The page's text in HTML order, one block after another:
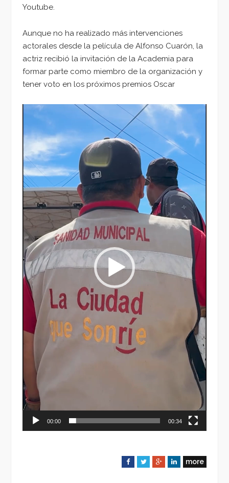
Youtube.
Aunque no ha realizado más intervenciones
actorales desde la película de Alfonso Cuarón, la
actriz recibió la invitación de la Academia para
formar parte como miembro de la organización y
tener voto en los próximos premios Oscar
Reproductor
vídeo
00:00 00:34
F
T
G
L
more